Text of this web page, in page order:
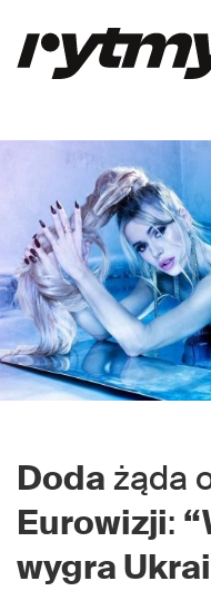
Doda żąda
Eurowizji:
wygra